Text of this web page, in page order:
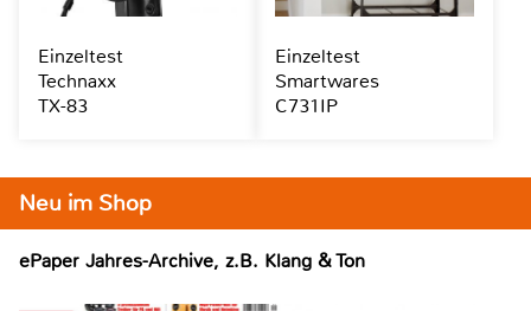
Neu im Shop
ePaper Jahres-Archive, z.B. Klang & Ton
Einzeltest
Technaxx
TX-83
Einzeltest
Smartwares
C731IP